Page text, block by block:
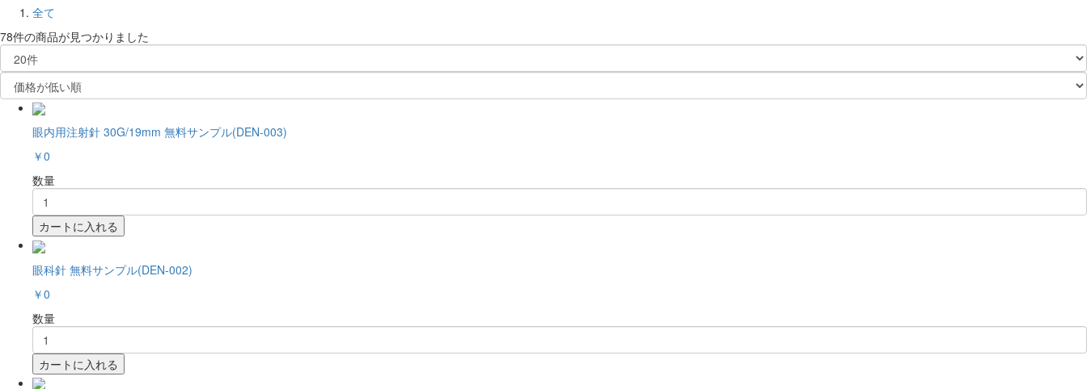
全て
78件の商品が見つかりました
眼内用注射針 30G/19mm 無料サンプル(DEN-003)
￥0
数量
カートに入れる
眼科針 無料サンプル(DEN-002)
￥0
数量
カートに入れる